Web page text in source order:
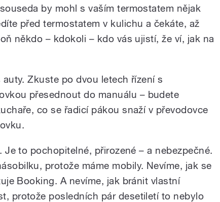
by mohl s vaším termostatem nějak
před termostatem v kulichu a čekáte, až
někdo – kdokoli – kdo vás ujistí, že ví, jak na
Zkuste po dvou letech řízení s
přesednout do manuálu – budete
co se řadicí pákou snaží v převodovce
Je to pochopitelné, přirozené – a nebezpečné.
protože máme mobily. Nevíme, jak se
Booking. A nevíme, jak bránit vlastní
protože posledních pár desetiletí to nebylo